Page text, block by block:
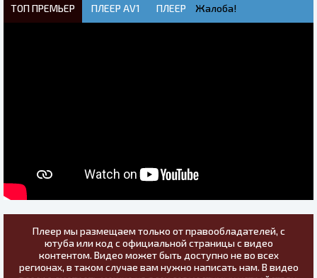
ТОП ПРЕМЬЕР ПЛЕЕР AV1 ПЛЕЕР Жалоба!
Плеер мы размещаем только от правообладателей, с
ютуба или код с официальной страницы с видео
контентом. Видео может быть доступно не во всех
регионах, в таком случае вам нужно написать нам. В видео